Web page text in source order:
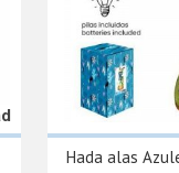
Hada alas